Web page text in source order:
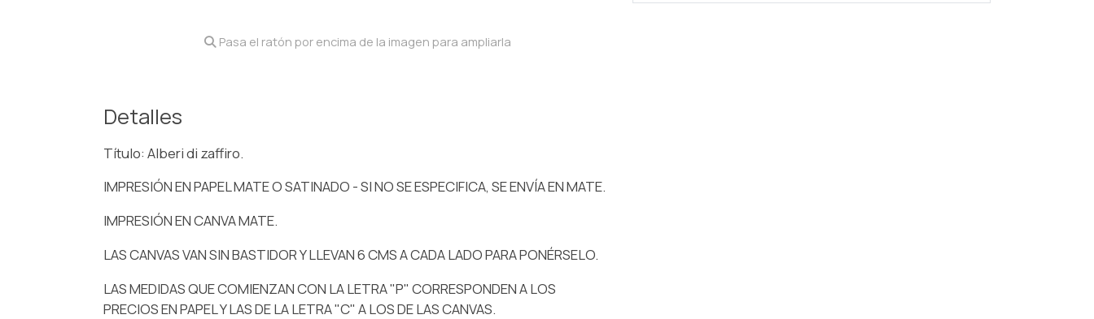
Pasa el ratón por encima de la imagen para ampliarla
Detalles
Título: Alberi di zaffiro.
IMPRESIÓN EN PAPEL MATE O SATINADO - SI NO SE ESPECIFICA, SE ENVÍA EN MATE.
IMPRESIÓN EN CANVA MATE.
LAS CANVAS VAN SIN BASTIDOR Y LLEVAN 6 CMS A CADA LADO PARA PONÉRSELO.
LAS MEDIDAS QUE COMIENZAN CON LA LETRA "P" CORRESPONDEN A LOS
PRECIOS EN PAPEL Y LAS DE LA LETRA "C" A LOS DE LAS CANVAS.